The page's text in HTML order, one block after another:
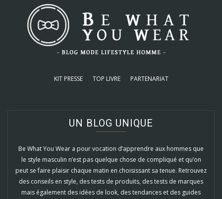
KIT PRESSE TOP LIVRE PARTENARIAT
UN BLOG UNIQUE
Be What You Wear a pour vocation d’apprendre aux hommes que
le style masculin n’est pas quelque chose de compliqué et qu’on
peut se faire plaisir chaque matin en choisissant sa tenue. Retrouvez
des conseils en style, des tests de produits, des tests de marques
mais également des idées de look, des tendances et des guides